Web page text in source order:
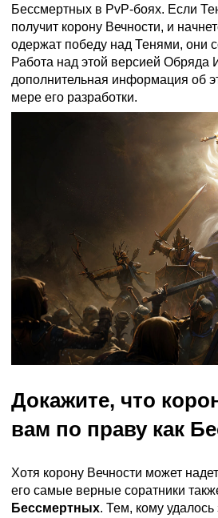
Бессмертных в PvP-боях. Если
получит корону Вечности, и
одержат победу над Тенями, они
Работа над этой версией
дополнительная информация об
мере его разработки.
Докажите, что
вам по праву как
Хотя корону Вечности может
его самые верные соратники
Бессмертных. Тем, кому